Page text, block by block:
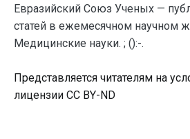
Евразийский Союз Ученых —
статей в ежемесячном научном
Медицинские науки. ; ():-.
Представляется читателям на
лицензии CC BY-ND